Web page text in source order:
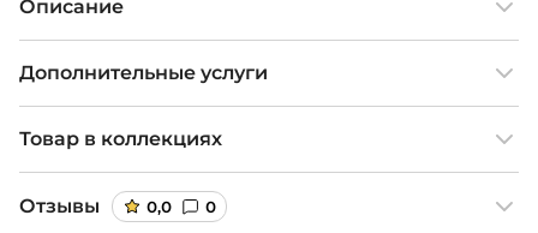
Описание
Дополнительные услуги
Товар в коллекциях
Отзывы 0,0 0